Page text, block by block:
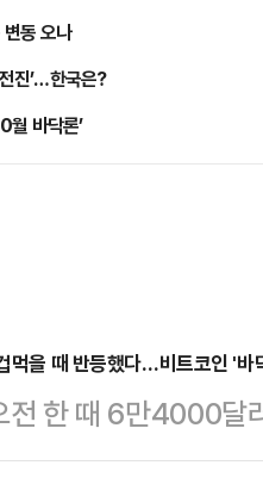
동 오나
진’…한국은?
월 바닥론’
먹을 때 반등했다…비트코인 '바
전 한 때 6만4000
을 일부 반납했다.